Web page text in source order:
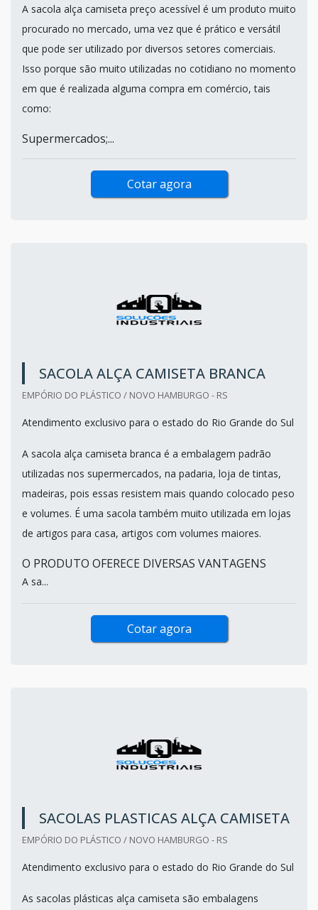
A sacola alça camiseta preço acessível é um produto muito
procurado no mercado, uma vez que é prático e versátil
que pode ser utilizado por diversos setores comerciais.
Isso porque são muito utilizadas no cotidiano no momento
em que é realizada alguma compra em comércio, tais
como:
Supermercados;...
Cotar agora
SACOLA ALÇA CAMISETA BRANCA
EMPÓRIO DO PLÁSTICO / NOVO HAMBURGO - RS
Atendimento exclusivo para o estado do Rio Grande do Sul
A sacola alça camiseta branca é a embalagem padrão
utilizadas nos supermercados, na padaria, loja de tintas,
madeiras, pois essas resistem mais quando colocado peso
e volumes. É uma sacola também muito utilizada em lojas
de artigos para casa, artigos com volumes maiores.
O PRODUTO OFERECE DIVERSAS VANTAGENS
A sa...
Cotar agora
SACOLAS PLASTICAS ALÇA CAMISETA
EMPÓRIO DO PLÁSTICO / NOVO HAMBURGO - RS
Atendimento exclusivo para o estado do Rio Grande do Sul
As sacolas plásticas alça camiseta são embalagens